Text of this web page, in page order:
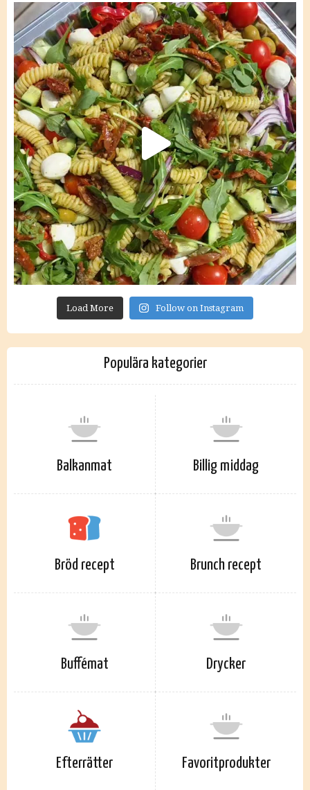
Load More Follow on Instagram
Populära kategorier
Balkanmat Billig middag
Bröd recept Brunch recept
Buffémat Drycker
Efterrätter Favoritprodukter